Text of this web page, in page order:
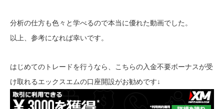
分析の仕方も色々と学べるので本当に優れた動画でした。
以上、参考になれば幸いです。
はじめてのトレードを行うなら、こちらの入金不要ボーナスが受
け取れるエックスエムの口座開設がお勧めです↓